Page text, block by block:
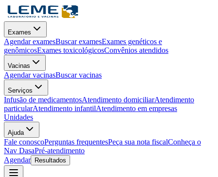
Exames
Agendar examesBuscar examesExames genéticos e
genômicosExames toxicológicosConvênios atendidos
Vacinas
Agendar vacinasBuscar vacinas
Serviços
Infusão de medicamentosAtendimento domiciliarAtendimento
particularAtendimento infantilAtendimento em empresas
Unidades
Ajuda
Fale conoscoPerguntas frequentesPeça sua nota fiscalConheça o
Nav DasaPré-atendimento
Agendar
Resultados